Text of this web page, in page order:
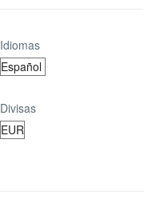
Idiomas
Divisas